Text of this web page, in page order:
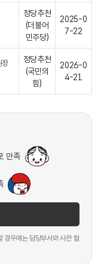
정당추천
(더불어
민주당)
2025-0
7-22
장
정당추천
(국민의
힘)
2026-0
4-21
만족
경우에는 담당부서와 사전 협